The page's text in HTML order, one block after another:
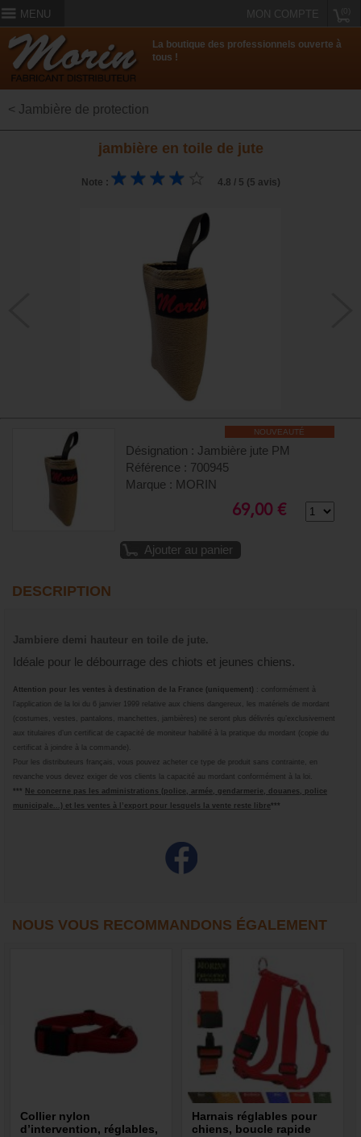
MENU MON COMPTE
La boutique des professionnels ouverte à
tous !
< Jambière de protection
jambière en toile de jute
Note : 4.8 / 5 (5 avis)
NOUVEAUTÉ
Désignation : Jambière jute PM
Référence : 700945
Marque : MORIN
69,00 €
Ajouter au panier
DESCRIPTION
Jambiere demi hauteur en toile de jute.
Idéale pour le débourrage des chiots et jeunes chiens.
Attention pour les ventes à destination de la France (uniquement)
: conformément à
l’application de la loi du 6 janvier 1999 relative aux chiens dangereux, les matériels de mordant
(costumes, vestes, pantalons, manchettes, jambières) ne seront plus délivrés qu’exclusivement
aux titulaires d’un certificat de capacité de moniteur habilité à la pratique du mordant (copie du
certificat à joindre à la commande).
Pour les distributeurs français, vous pouvez acheter ce type de produit sans contrainte, en
revanche vous devez exiger de vos clients la capacité au mordant conformément à la loi.
*** Ne concerne pas les administrations (police, armée, gendarmerie, douanes, police
municipale...) et les ventes à l’ex port pour lesquels la vente reste libre***
NOUS VOUS RECOMMANDONS ÉGALEMENT
Collier nylon
d’intervention, réglables,
Harnais réglables pour
chiens, boucle rapide